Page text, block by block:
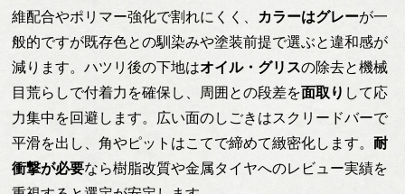
維配合やポリマー強化で割れにくく、 カラーはグレーが一
般的ですが既存色との馴染みや塗装前提で選ぶと違和感が
減ります。ハツリ後の下地はオイル・グリスの除去と機械
目荒らしで付着力を確保し、周囲との段差を面取り して応
力集中を回避します。広い面のしごきはスクリードバーで
平滑を出し、角やピットはこてで締めて緻密化します。耐
衝撃が必要なら樹脂改質や金属タイヤへのレビュー実績を